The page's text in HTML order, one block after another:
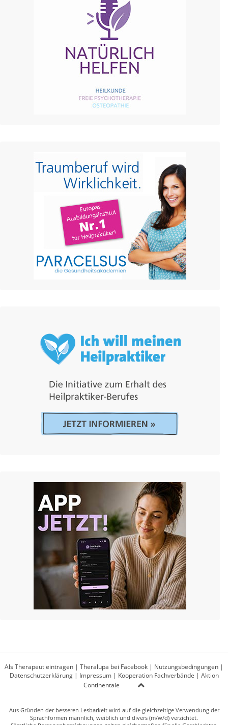
Als Therapeut eintragen | Theralupa bei Facebook | Nutzungsbedingungen |
Datenschutzerklärung| Impressum| Kooperation Fachverbände | Aktion
Continentale
Aus Gründen der besseren Lesbarkeit wird auf die gleichzeitige Verwendung der
Sprachformen männlich, weiblich und divers (m/w/d) verzichtet.